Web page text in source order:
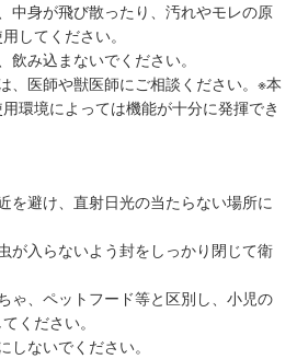
中身が飛び散ったり、汚れやモレの原
してください。
み込まないでください。
、医師や獣医師にご相談ください。※本
環境によっては機能が十分に発揮でき
を避け、直射日光の当たらない場所に
が入らないよう封をしっかり閉じて衛
ゃ、ペットフード等と区別し、小児の
ください。
しないでください。